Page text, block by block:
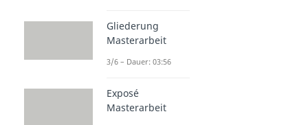
Gliederung
Masterarbeit
3/6 – Dauer: 03:56
Exposé
Masterarbeit